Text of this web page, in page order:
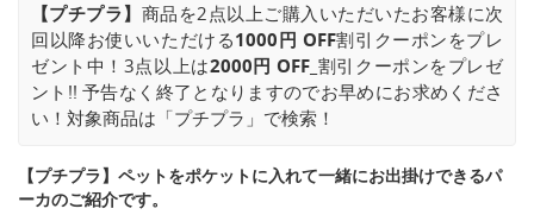
【プチプラ】 商品を2点以上ご購入いただいたお客様に次
回以降お使いいただける1000円 OFF割引クーポンをプレ
ゼント中！3点以上は2000円 OFF_ 割引クーポンをプレゼ
ント!! 予告なく終了となりますのでお早めにお求めくださ
い！対象商品は「プチプラ」で検索！
【プチプラ】ペットをポケットに入れて一緒にお出掛けできるパ
ーカのご紹介です。